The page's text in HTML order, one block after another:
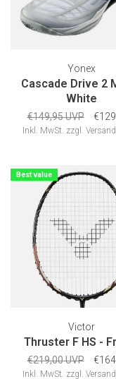
Yonex
Cascade Drive 2
White
€149,95 UVP
Inkl. MwSt. zzgl.
Best value
Victor
Thruster F HS -
€219,00 UVP
Inkl. MwSt. zzgl.